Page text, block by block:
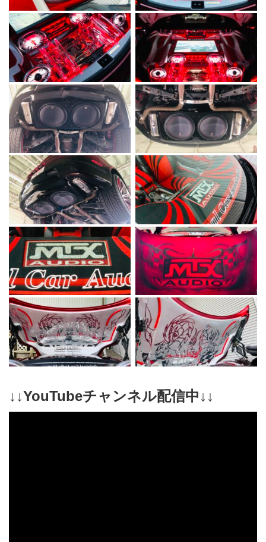
↓↓YouTubeチャンネル配信中↓↓